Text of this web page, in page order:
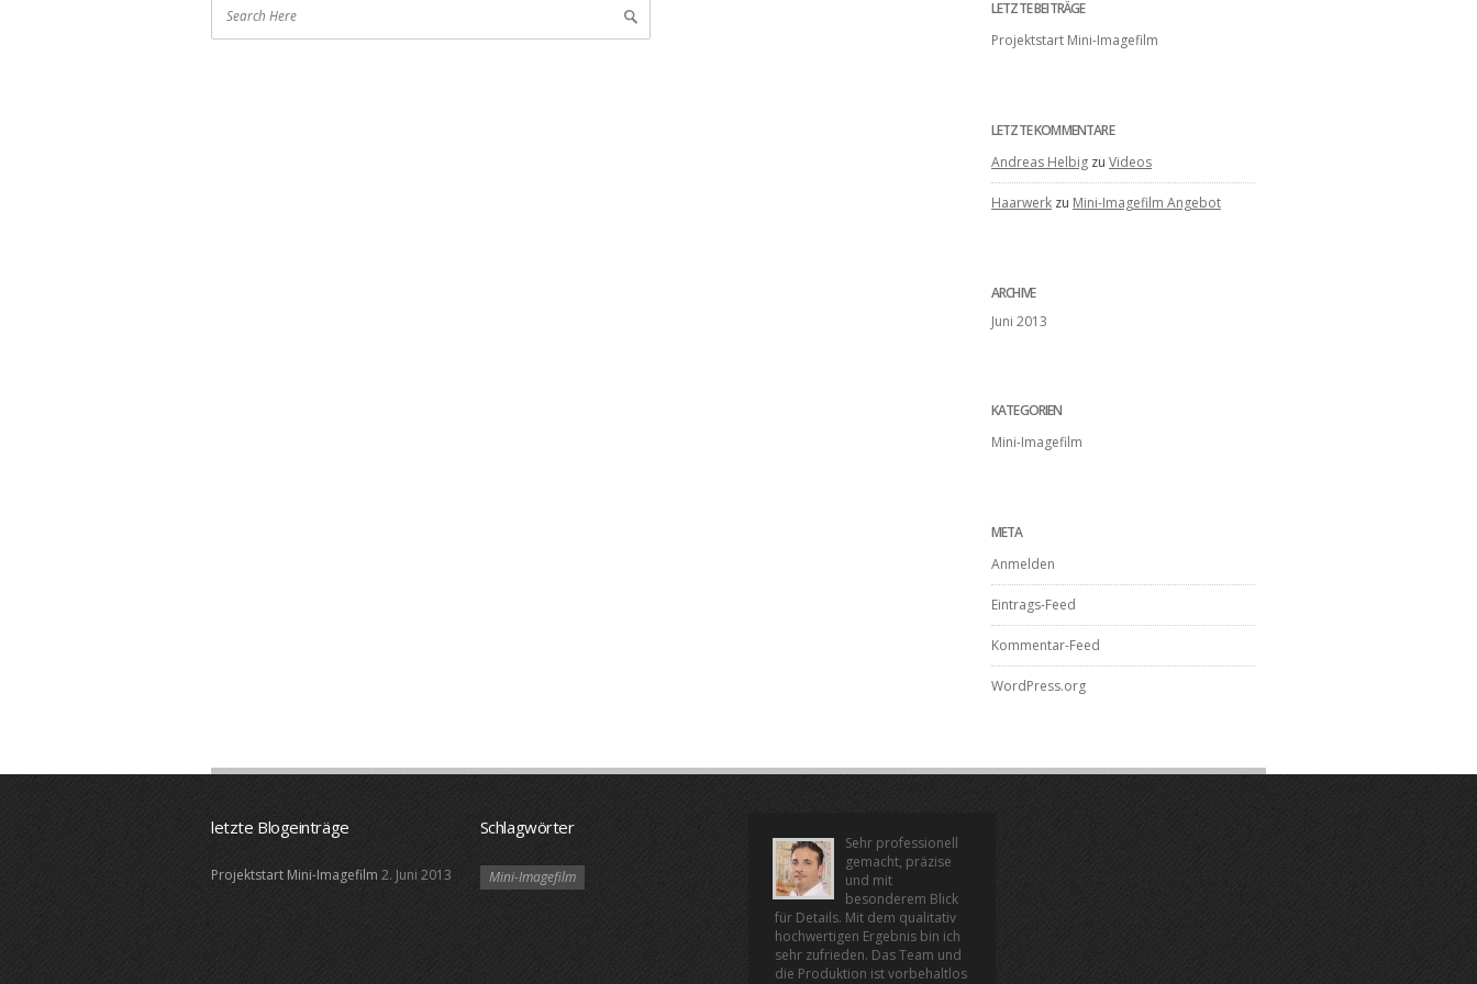
LETZTE BEITRÄGE
Projektstart Mini-Imagefilm
LETZTE KOMMENTARE
Andreas Helbig zuVideos
Haarwerk zu Mini-Imagefilm Angebot
ARCHIVE
Juni 2013
KATEGORIEN
Mini-Imagefilm
META
Anmelden
Eintrags-Feed
Kommentar-Feed
WordPress.org
letzte Blogeinträge
Projektstart Mini-Imagefilm 2. Juni 2013
Schlagwörter
Mini-Imagefilm
Sehr professionell
gemacht, präzise
und mit
besonderem Blick
für Details. Mit dem qualitativ
hochwertigen Ergebnis bin ich
sehr zufrieden. Das Team und
die Produktion ist vorbehaltlos